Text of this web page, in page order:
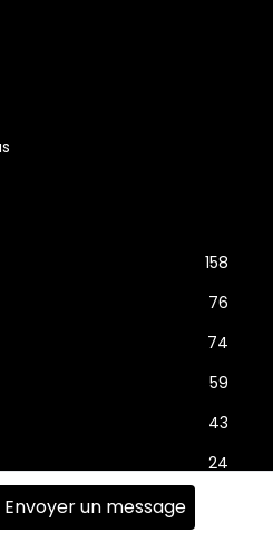
Envoyer un message
158
76
74
59
43
24